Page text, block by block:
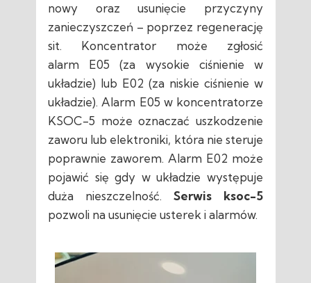
nowy oraz usunięcie przyczyny
zanieczyszczeń – poprzez regenerację
sit. Koncentrator może zgłosić
alarm E05 (za wysokie ciśnienie w
układzie) lub E02 (za niskie ciśnienie w
układzie). Alarm E05 w koncentratorze
KSOC-5 może oznaczać uszkodzenie
zaworu lub elektroniki, która nie steruje
poprawnie zaworem. Alarm E02 może
pojawić się gdy w układzie występuje
duża nieszczelność. Serwis ksoc-5
pozwoli na usunięcie usterek i alarmów.